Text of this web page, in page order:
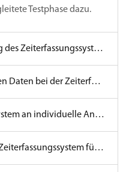
Testphase dazu.
Wie erfolgt die Einrichtung des Zeiterfassungssystems?
Wie sicher sind die erfassten Daten bei der Zeiterfassung?
Kann das Zeiterfassungssystem an individuelle Anforderungen angepasst werden?
Welche Vorteile bietet die Zeiterfassungssystem für Mitarbeiter?